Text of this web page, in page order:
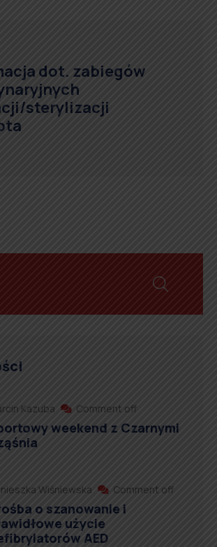
dot. zabiegów
sterylizacji
Kazuba Comment off
weekend z Czarnymi
Wiśniewska Comment off
o szanowanie i
użycie
AED